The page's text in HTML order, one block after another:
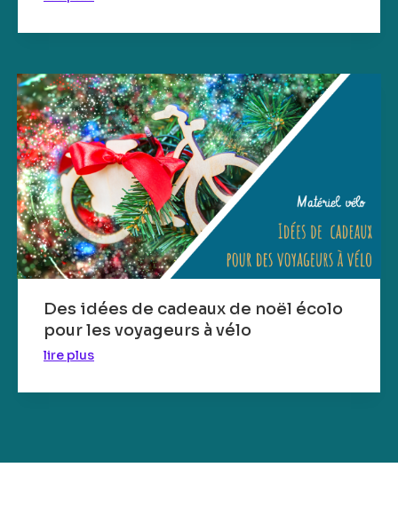
Des idées de cadeaux de noël écolo
pour les voyageurs à vélo
lire plus